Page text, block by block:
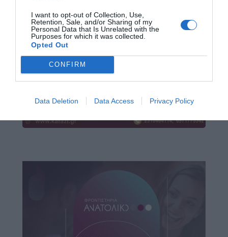
I want to opt-out of Collection, Use,
Retention, Sale, and/or Sharing of my
Personal Data that Is Unrelated with the
Purposes for which it was collected.
Opted Out
CONFIRM
Data Deletion Data Access Privacy Policy